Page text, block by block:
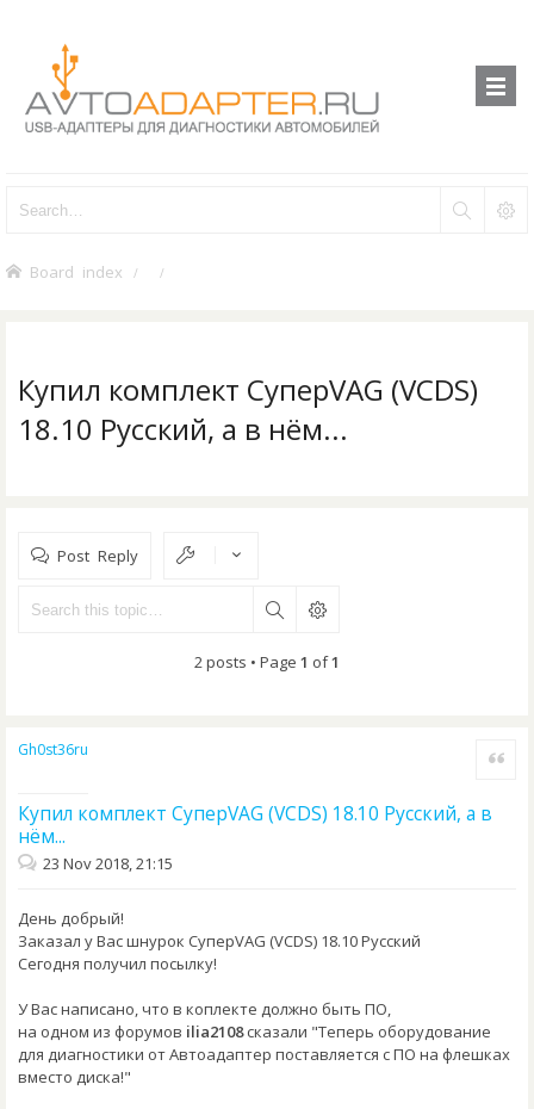
Board index
Купил комплект СуперVAG (VCDS)
18.10 Русский, а в нём...
Post Reply
2 posts • Page 1 of1
Gh0st36ru
Купил комплект СуперVAG (VCDS) 18.10 Русский, а в
нём...
Quote
23 Nov 2018, 21:15
День добрый!
Заказал у Вас шнурок СуперVAG (VCDS) 18.10 Русский
Сегодня получил посылку!
У Вас написано, что в коплекте должно быть ПО,
на одном из форумов ilia2108сказали "Теперь оборудование
для диагностики от Автоадаптер поставляется с ПО на флешках
вместо диска!"